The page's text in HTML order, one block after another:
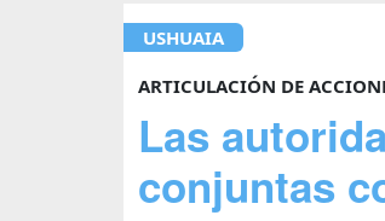
USHUAIA
ARTICULACIÓN DE
Las
conjuntas